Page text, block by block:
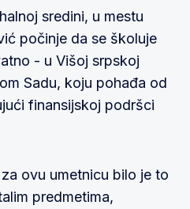
sredini, u mestu
počinje da se školuje
- u Višoj srpskoj
Sadu, koju pohađa od
finansijskoj podršci
ovu umetnicu bilo je to
predmetima,